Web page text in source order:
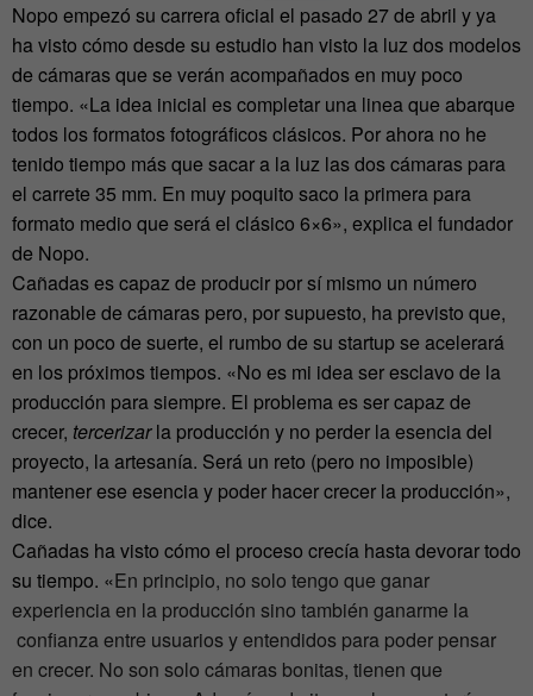
Nopo empezó su carrera oficial el pasado 27 de abril y ya
ha visto cómo desde su estudio han visto la luz dos modelos
de cámaras que se verán acompañados en muy poco
tiempo. «La idea inicial es completar una linea que abarque
todos los formatos fotográficos clásicos. Por ahora no he
tenido tiempo más que sacar a la luz las dos cámaras para
el carrete 35 mm. En muy poquito saco la primera para
formato medio que será el clásico 6×6», explica el fundador
de Nopo.
Cañadas es capaz de producir por sí mismo un número
razonable de cámaras pero, por supuesto, ha previsto que,
con un poco de suerte, el rumbo de su startup se acelerará
en los próximos tiempos. «No es mi idea ser esclavo de la
producción para siempre. El problema es ser capaz de
crecer, tercerizarla producción y no perder la esencia del
proyecto, la artesanía. Será un reto (pero no imposible)
mantener ese esencia y poder hacer crecer la producción»,
dice.
Cañadas ha visto cómo el proceso crecía hasta devorar todo
su tiempo. «En principio, no solo tengo que ganar
experiencia en la producción sino también ganarme la
confianza entre usuarios y entendidos para poder pensar
en crecer. No son solo cámaras bonitas, tienen que